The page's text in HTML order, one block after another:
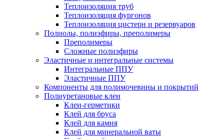
Теплоизоляция труб
Теплоизоляция фургонов
Теплоизоляция цистерн и резервуаров
Полиолы, полиэфиры, преполимеры
Преполимеры
Сложные полиэфиры
Эластичные и интегральные системы
Интегральные ППУ
Эластичные ППУ
Компоненты для полимочевины и покрытий
Полиуретановые клеи
Клеи-герметики
Клей для бруса
Клей для камня
Клей для минеральной ваты